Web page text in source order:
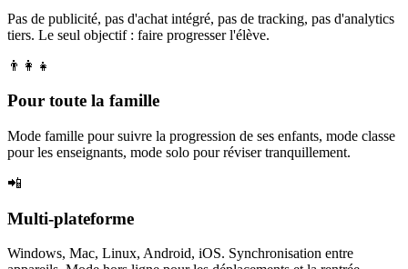
Pas de publicité, pas d'achat intégré, pas de tracking, pas d'analytics
tiers. Le seul objectif : faire progresser l'élève.
👨‍👩‍👧
Pour toute la famille
Mode famille pour suivre la progression de ses enfants, mode classe
pour les enseignants, mode solo pour réviser tranquillement.
📲
Multi-plateforme
Windows, Mac, Linux, Android, iOS. Synchronisation entre